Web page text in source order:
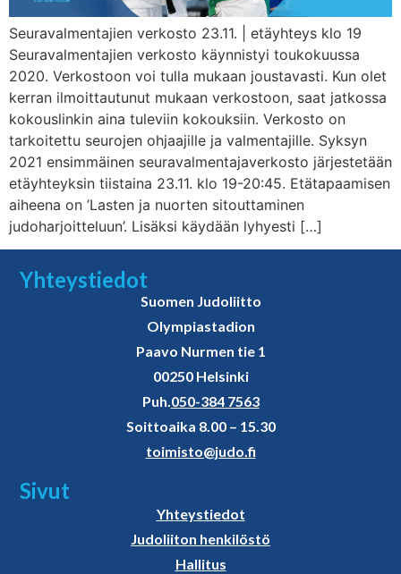
Seuravalmentajien verkosto 23.11. | etäyhteys klo 19
Seuravalmentajien verkosto käynnistyi toukokuussa
2020. Verkostoon voi tulla mukaan joustavasti. Kun olet
kerran ilmoittautunut mukaan verkostoon, saat jatkossa
kokouslinkin aina tuleviin kokouksiin. Verkosto on
tarkoitettu seurojen ohjaajille ja valmentajille. Syksyn
2021 ensimmäinen seuravalmentajaverkosto järjestetään
etäyhteyksin tiistaina 23.11. klo 19-20:45. Etätapaamisen
aiheena on ’Lasten ja nuorten sitouttaminen
judoharjoitteluun’. Lisäksi käydään lyhyesti […]
Yhteystiedot
Suomen Judoliitto
Olympiastadion
Paavo Nurmen tie 1
00250 Helsinki
Puh.050-384 7563
Soittoaika 8.00 – 15.30
toimisto@judo.fi
Sivut
Yhteystiedot
Judoliiton henkilöstö
Hallitus